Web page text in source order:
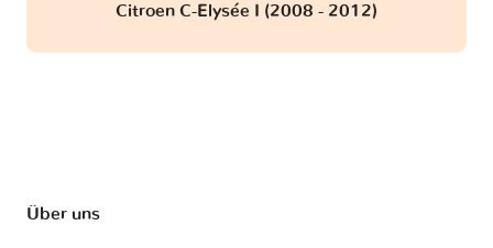
Citroen C-Elysée I (2008 - 2012)
Über uns